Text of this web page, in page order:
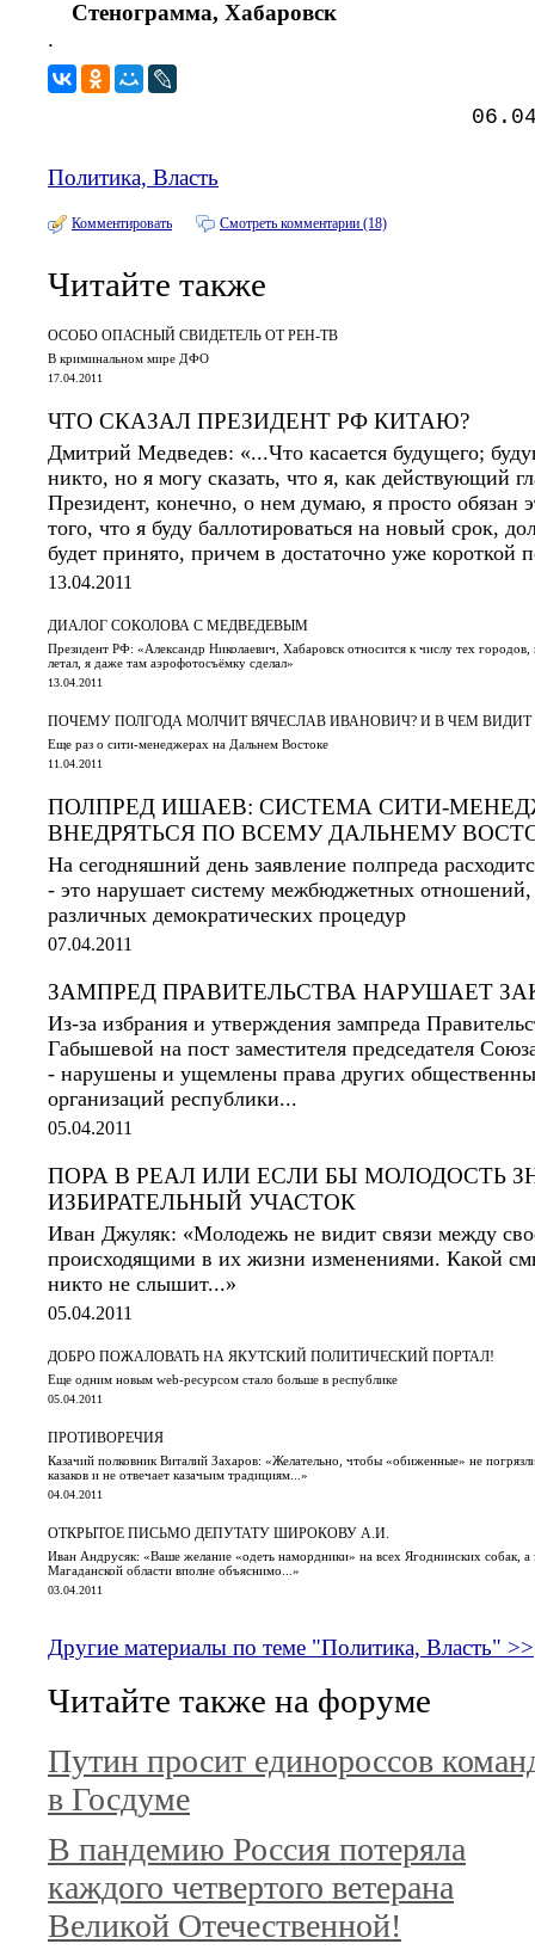
Стенограмма, Хабаровск
.
Политика, Власть
Комментировать Смотреть комментарии (18)
Читайте также
ОСОБО ОПАСНЫЙ СВИДЕТЕЛЬ ОТ РЕН-ТВ
В криминальном мире ДФО
17.04.2011
ЧТО СКАЗАЛ ПРЕЗИДЕНТ РФ КИТАЮ?
Дмитрий Медведев: «...Что касается будущего;
никто, но я могу сказать, что я, как действующий
Президент, конечно, о нем думаю, я просто обязан
того, что я буду баллотироваться на новый срок,
будет принято, причем в достаточно уже короткой
13.04.2011
ДИАЛОГ СОКОЛОВА С МЕДВЕДЕВЫМ
Президент РФ: «Александр Николаевич, Хабаровск относится к числу тех городов,
летал, я даже там аэрофотосъёмку сделал»
13.04.2011
ПОЧЕМУ ПОЛГОДА МОЛЧИТ ВЯЧЕСЛАВ ИВАНОВИЧ? И В ЧЕМ
Еще раз о сити-менеджерах на Дальнем Востоке
11.04.2011
ПОЛПРЕД ИШАЕВ: СИСТЕМА СИТИ-
ВНЕДРЯТЬСЯ ПО ВСЕМУ ДАЛЬНЕМУ
На сегодняшний день заявление полпреда
- это нарушает систему межбюджетных отношений,
различных демократических процедур
07.04.2011
ЗАМПРЕД ПРАВИТЕЛЬСТВА НАРУШАЕТ
Из-за избрания и утверждения зампреда
Габышевой на пост заместителя председателя
- нарушены и ущемлены права других
организаций республики...
05.04.2011
ПОРА В РЕАЛ ИЛИ ЕСЛИ БЫ МОЛОДОСТЬ
ИЗБИРАТЕЛЬНЫЙ УЧАСТОК
Иван Джуляк: «Молодежь не видит связи между
происходящими в их жизни изменениями. Какой
никто не слышит...»
05.04.2011
ДОБРО ПОЖАЛОВАТЬ НА ЯКУТСКИЙ ПОЛИТИЧЕСКИЙ ПОРТАЛ!
Еще одним новым web-ресурсом стало больше в республике
05.04.2011
ПРОТИВОРЕЧИЯ
Казачий полковник Виталий Захаров: «Желательно, чтобы «обиженные» не
казаков и не отвечает казачьим традициям...»
04.04.2011
ОТКРЫТОЕ ПИСЬМО ДЕПУТАТУ ШИРОКОВУ А.И.
Иван Андрусяк: «Ваше желание «одеть намордники» на всех Ягоднинских собак, а
Магаданской области вполне объяснимо...»
03.04.2011
Другие материалы по теме "Политика, Власть" >>
Читайте также на форуме
Путин просит единороссов
в Госдуме
В пандемию Россия потеряла
каждого четвертого ветерана
Великой Отечественной!